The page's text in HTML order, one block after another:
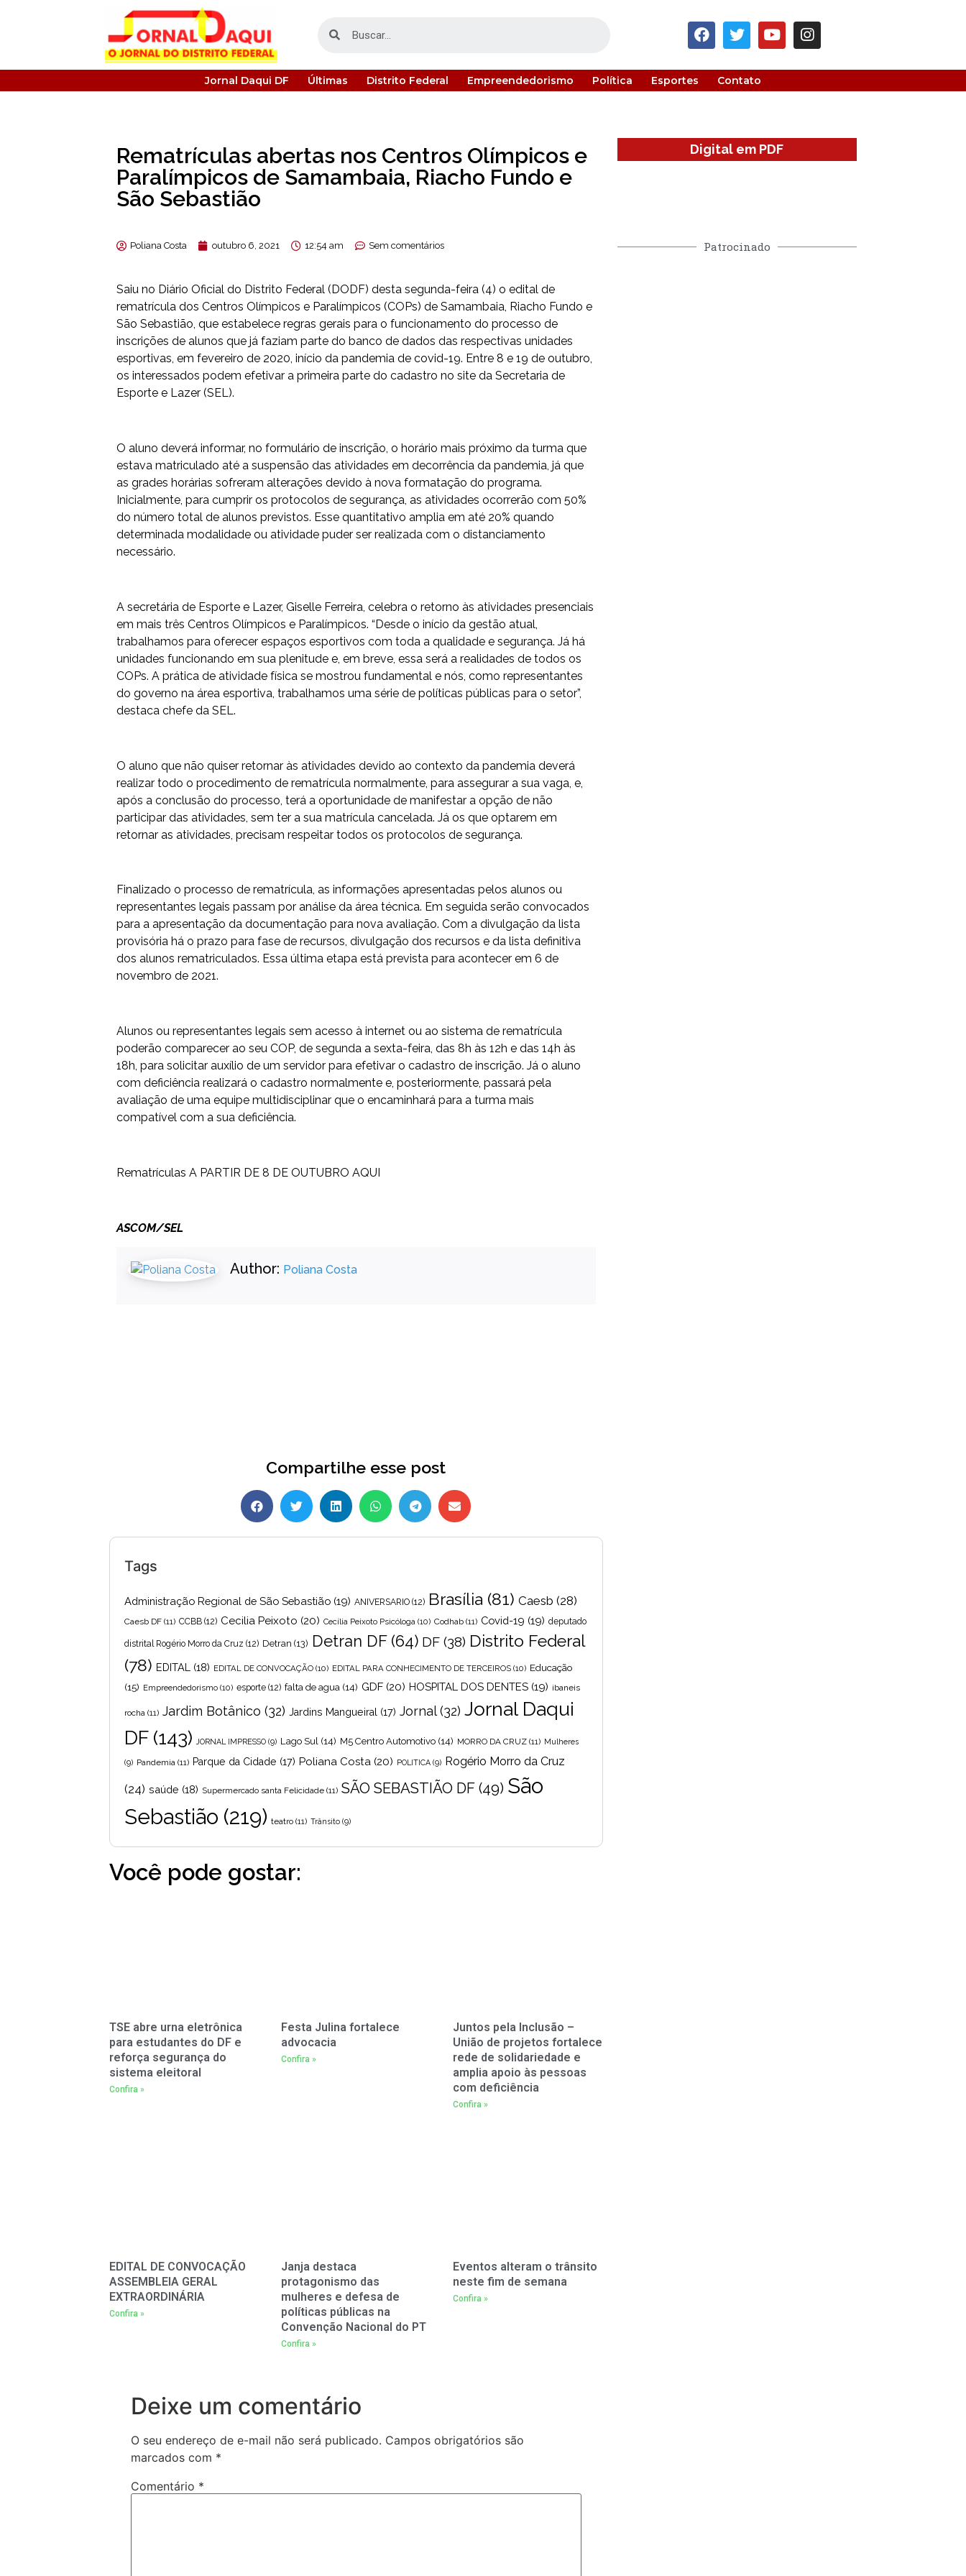
Jornal Daqui DF Últimas Distrito Federal Empreendedorismo Política Esportes Contato
Rematrículas abertas nos Centros Olímpicos e
Paralímpicos de Samambaia, Riacho Fundo e
São Sebastião
Poliana Costa outubro 6, 2021 12:54 am Sem comentários
Saiu no Diário Oficial do Distrito Federal (DODF) desta segunda-feira (4) o edital de
rematrícula dos Centros Olímpicos e Paralímpicos (COPs) de Samambaia, Riacho Fundo e
São Sebastião, que estabelece regras gerais para o funcionamento do processo de
inscrições de alunos que já faziam parte do banco de dados das respectivas unidades
esportivas, em fevereiro de 2020, início da pandemia de covid-19. Entre 8 e 19 de outubro,
os interessados podem efetivar a primeira parte do cadastro no site da Secretaria de
Esporte e Lazer (SEL).
O aluno deverá informar, no formulário de inscrição, o horário mais próximo da turma que
estava matriculado até a suspensão das atividades em decorrência da pandemia, já que
as grades horárias sofreram alterações devido à nova formatação do programa.
Inicialmente, para cumprir os protocolos de segurança, as atividades ocorrerão com 50%
do número total de alunos previstos. Esse quantitativo amplia em até 20% quando
determinada modalidade ou atividade puder ser realizada com o distanciamento
necessário.
A secretária de Esporte e Lazer, Giselle Ferreira, celebra o retorno às atividades presenciais
em mais três Centros Olímpicos e Paralímpicos. “Desde o início da gestão atual,
trabalhamos para oferecer espaços esportivos com toda a qualidade e segurança. Já há
unidades funcionando em sua plenitude e, em breve, essa será a realidades de todos os
COPs. A prática de atividade física se mostrou fundamental e nós, como representantes
do governo na área esportiva, trabalhamos uma série de políticas públicas para o setor”,
destaca chefe da SEL.
O aluno que não quiser retornar às atividades devido ao contexto da pandemia deverá
realizar todo o procedimento de rematrícula normalmente, para assegurar a sua vaga, e,
após a conclusão do processo, terá a oportunidade de manifestar a opção de não
participar das atividades, sem ter a sua matrícula cancelada. Já os que optarem em
retornar as atividades, precisam respeitar todos os protocolos de segurança.
Finalizado o processo de rematrícula, as informações apresentadas pelos alunos ou
representantes legais passam por análise da área técnica. Em seguida serão convocados
para a apresentação da documentação para nova avaliação. Com a divulgação da lista
provisória há o prazo para fase de recursos, divulgação dos recursos e da lista definitiva
dos alunos rematriculados. Essa última etapa está prevista para acontecer em 6 de
novembro de 2021.
Alunos ou representantes legais sem acesso à internet ou ao sistema de rematrícula
poderão comparecer ao seu COP, de segunda a sexta-feira, das 8h às 12h e das 14h às
18h, para solicitar auxílio de um servidor para efetivar o cadastro de inscrição. Já o aluno
com deficiência realizará o cadastro normalmente e, posteriormente, passará pela
avaliação de uma equipe multidisciplinar que o encaminhará para a turma mais
compatível com a sua deficiência.
Rematrículas A PARTIR DE 8 DE OUTUBRO AQUI
ASCOM/SEL
Author: Poliana Costa
Compartilhe esse post
Tags
Administração Regional de São Sebastião (19) ANIVERSARIO (12) Brasília (81) Caesb (28)
Caesb DF (11) CCBB (12) Cecilia Peixoto (20) Cecília Peixoto Psicóloga (10) Codhab (11) Covid-19 (19) deputado
distrital Rogério Morro da Cruz (12) Detran (13) Detran DF(64) DF (38) Distrito Federal
(78) EDITAL (18) EDITAL DE CONVOCAÇÃO (10) EDITAL PARA CONHECIMENTO DE TERCEIROS (10) Educação
(15) Empreendedorismo (10) esporte (12) falta de agua (14) GDF (20) HOSPITAL DOS DENTES (19) ibaneis
rocha (11) Jardim Botânico (32) Jardins Mangueiral (17) Jornal(32) Jornal Daqui
DF(143) JORNAL IMPRESSO (9) Lago Sul (14) M5 Centro Automotivo (14) MORRO DA CRUZ (11) Mulheres
(9) Pandemia (11) Parque da Cidade (17) Poliana Costa (20) POLITICA (9) Rogério Morro da Cruz
(24) saúde (18) Supermercado santa Felicidade (11) SÃO SEBASTIÃO DF (49) São
Sebastião (219) teatro (11) Trânsito (9)
Você pode gostar:
TSE abre urna eletrônica
para estudantes do DF e
reforça segurança do
sistema eleitoral
Confira »
Festa Julina fortalece
advocacia
Confira »
Juntos pela Inclusão –
União de projetos fortalece
rede de solidariedade e
amplia apoio às pessoas
com deficiência
Confira »
EDITAL DE CONVOCAÇÃO
ASSEMBLEIA GERAL
EXTRAORDINÁRIA
Confira »
Janja destaca
protagonismo das
mulheres e defesa de
políticas públicas na
Convenção Nacional do PT
Confira »
Eventos alteram o trânsito
neste fim de semana
Confira »
Deixe um comentário
O seu endereço de e-mail não será publicado. Campos obrigatórios são
marcados com *
Comentário *
Digital em PDF
Patrocinado